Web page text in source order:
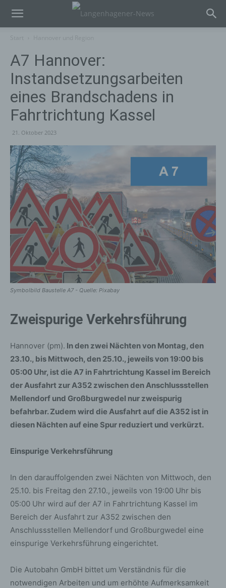
A7 Hannover:
Instandsetzungsarbeiten
eines Brandschadens in
Fahrtrichtung Kassel
21. Oktober 2023
Symbolbild Baustelle A7 - Quelle: Pixabay
Zweispurige Verkehrsführung
Hannover (pm). In den zwei Nächten von Montag, den
23.10., bis Mittwoch, den 25.10., jeweils von 19:00 bis
05:00 Uhr, ist die A7 in Fahrtrichtung Kassel im Bereich
der Ausfahrt zur A352 zwischen den Anschlussstellen
Mellendorf und Großburgwedel nur zweispurig
befahrbar. Zudem wird die Ausfahrt auf die A352 ist in
diesen Nächten auf eine Spur reduziert und verkürzt.
Einspurige Verkehrsführung
In den darauffolgenden zwei Nächten von Mittwoch, den
25.10. bis Freitag den 27.10., jeweils von 19:00 Uhr bis
05:00 Uhr wird auf der A7 in Fahrtrichtung Kassel im
Bereich der Ausfahrt zur A352 zwischen den
Anschlussstellen Mellendorf und Großburgwedel eine
einspurige Verkehrsführung eingerichtet.
Die Autobahn GmbH bittet um Verständnis für die
notwendigen Arbeiten und um erhöhte Aufmerksamkeit